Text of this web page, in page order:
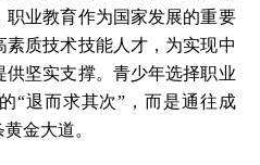
业教育作为国家发展的重要
质技术技能人才，为实现中
坚实支撑。青少年选择职业
“退而求其次”，而是通往成
金大道。